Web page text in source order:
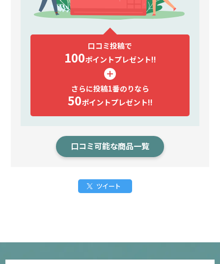
口コミ投稿で
100ポイントプレゼント!!
さらに投稿1番のりなら
50ポイントプレゼント!!
口コミ可能な商品一覧
ツイート